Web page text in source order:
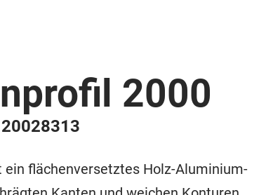
2000
ein flächenversetztes Holz-Aluminium-